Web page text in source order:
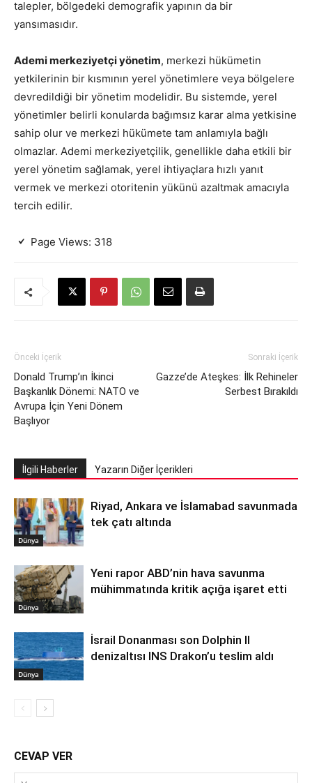
talepler, bölgedeki demografik yapının da bir
yansımasıdır.
Ademi merkeziyetçi yönetim, merkezi hükümetin
yetkilerinin bir kısmının yerel yönetimlere veya bölgelere
devredildiği bir yönetim modelidir. Bu sistemde, yerel
yönetimler belirli konularda bağımsız karar alma yetkisine
sahip olur ve merkezi hükümete tam anlamıyla bağlı
olmazlar. Ademi merkeziyetçilik, genellikle daha etkili bir
yerel yönetim sağlamak, yerel ihtiyaçlara hızlı yanıt
vermek ve merkezi otoritenin yükünü azaltmak amacıyla
tercih edilir.
Page Views: 318
Önceki İçerik
Donald Trump’ın İkinci
Başkanlık Dönemi: NATO ve
Avrupa İçin Yeni Dönem
Başlıyor
Sonraki İçerik
Gazze’de Ateşkes: İlk Rehineler
Serbest Bırakıldı
İlgili Haberler Yazarın Diğer İçerikleri
Dünya
Riyad, Ankara ve İslamabad savunmada
tek çatı altında
Dünya
Yeni rapor ABD’nin hava savunma
mühimmatında kritik açığa işaret etti
Dünya
İsrail Donanması son Dolphin II
denizaltısı INS Drakon’u teslim aldı
CEVAP VER